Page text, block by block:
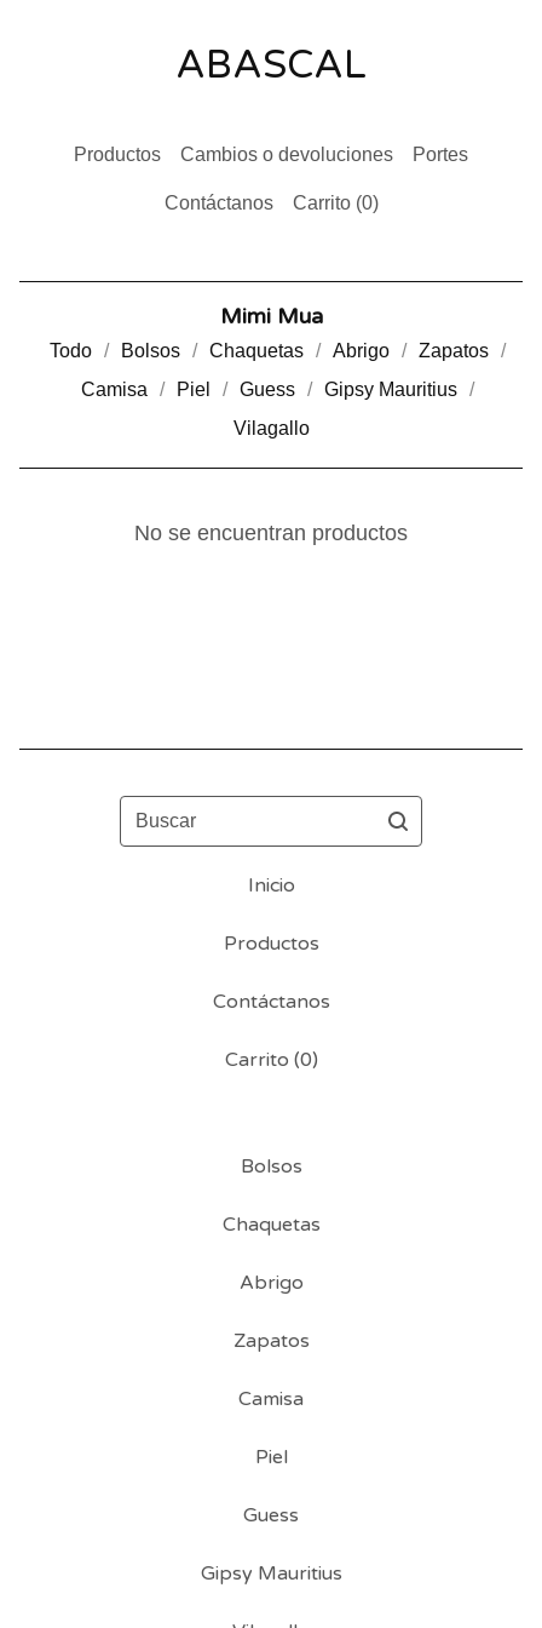
ABASCAL
Productos Cambios o devoluciones Portes
Contáctanos Carrito (0)
Mimi Mua
Todo Bolsos Chaquetas Abrigo
Zapatos
Camisa
Piel Guess
Gipsy Mauritius
Vilagallo
No se encuentran productos
Buscar
Inicio
Productos
Contáctanos
Carrito (0)
Bolsos
Chaquetas
Abrigo
Zapatos
Camisa
Piel
Guess
Gipsy Mauritius